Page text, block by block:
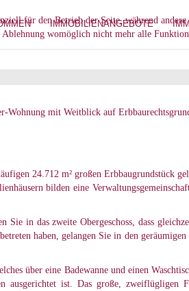
IMMOBILIENANGEBOTE
Wohnung mit Weitblick auf
24.712 m² großen Erbbaugrundstück
bilden eine
Sie in das zweite Obergeschoss, dass
haben, gelangen Sie in den
über eine Badewanne und einen
ausgerichtet ist. Das große,
für den Betrieb der Seite, während
womöglich nicht mehr alle